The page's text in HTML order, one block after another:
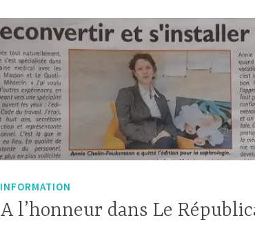
INFORMATION
A l’honneur dans Le